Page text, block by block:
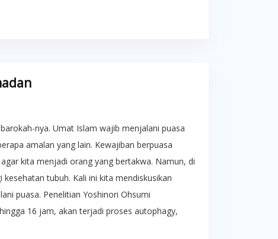
nya. Umat Islam wajib menjalani puasa
amalan yang lain. Kewajiban berpuasa
kita menjadi orang yang bertakwa. Namun, di
tubuh. Kali ini kita mendiskusikan
puasa. Penelitian Yoshinori Ohsumi
16 jam, akan terjadi proses autophagy,